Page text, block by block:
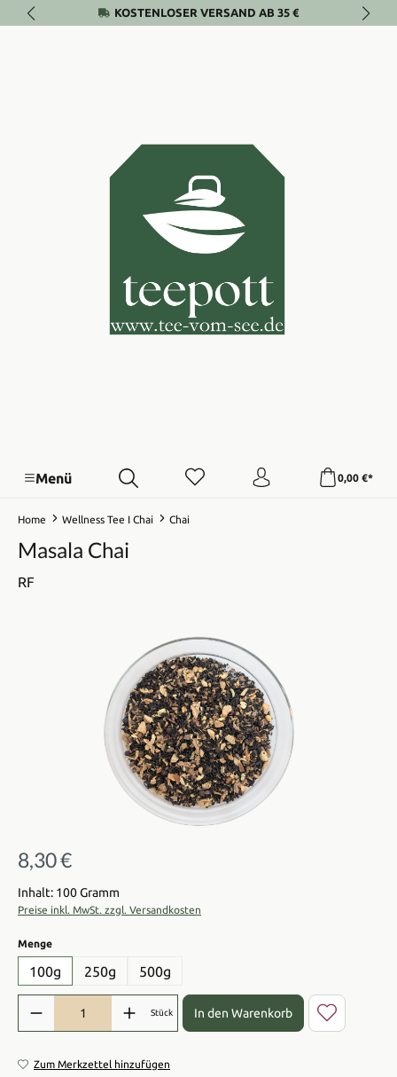
Zum Hauptinhalt springenKOSTENLOSER VERSAND AB 35 €
Menü 0,00 €*
Home Wellness Tee I Chai Chai
Masala Chai
RF
Bildergalerie überspringen
Regulärer Preis:
8,30 €
Inhalt: 100 Gramm
Preise inkl. MwSt. zzgl. Versandkosten
Mengeauswählen
100g 250g 500g
Produkt Anzahl: Gib den gewünschten Wert ein oder benutze die
Stück In den Warenkorb
Zum Merkzettel hinzufügen